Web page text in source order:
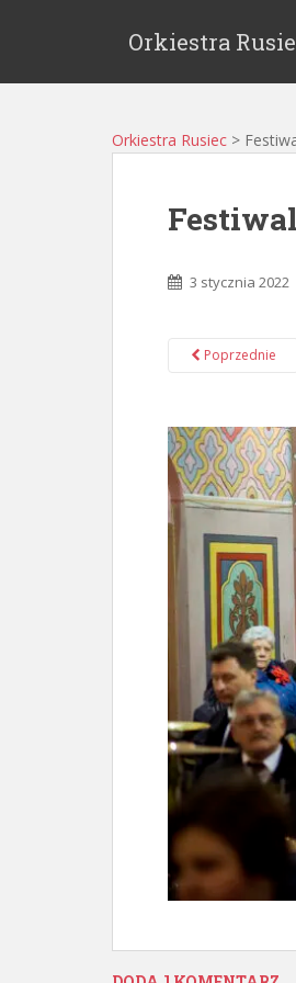
Orkiestra
Orkiestra Rusiec >
3 stycznia 2022
Poprzednie